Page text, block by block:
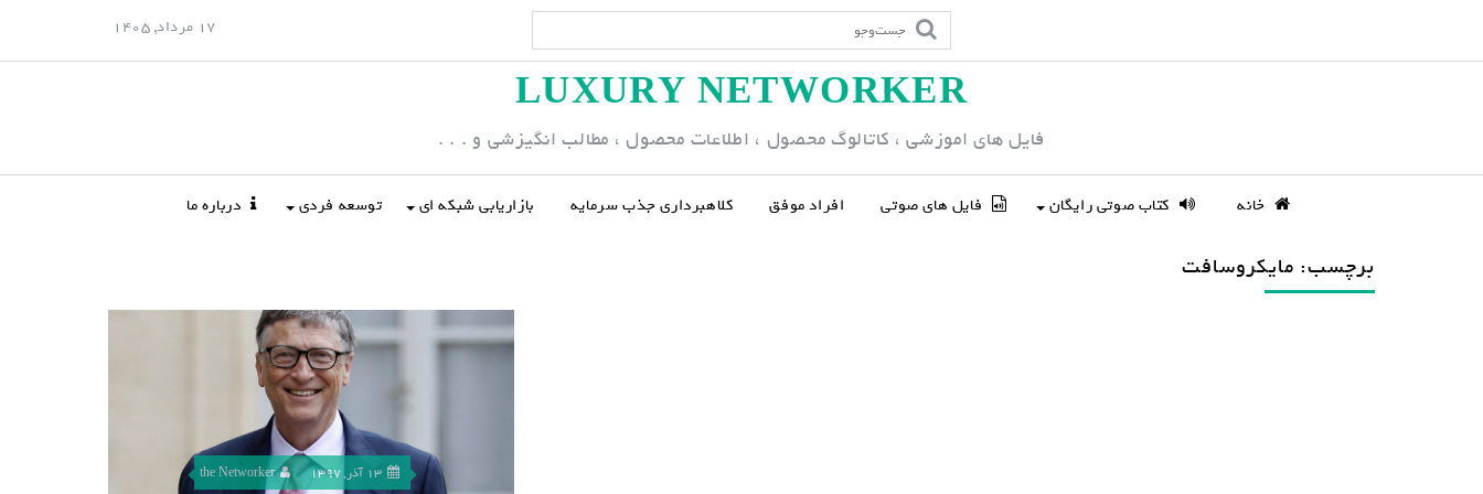
o
17 مرداد, 1405
LUXURY NETWORKER
فایل های اموزشی ، کاتالوگ محصول ، اطلاعات محصول ، مطالب انگیزشی و . . .
خانه کتاب صوتی رایگان فایل های صوتی افراد موفق کلاهبرداری جذب سرمایه بازاریابی شبکه ای توسعه فردی درباره ما
برچسب: مایکروسافت
13 آذر, 1397 the Networker